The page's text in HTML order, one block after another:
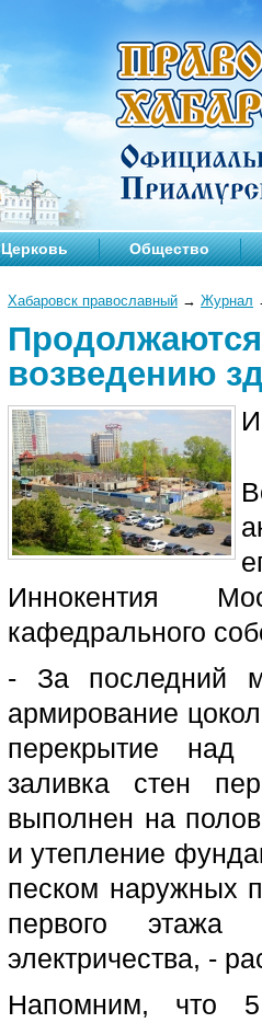
Церковь Общество
Хабаровск православный → Журнал
возведению
Иннокентия
кафедрального
- За последний
армирование
перекрытие над
заливка стен
выполнен на
и утепление
песком наружных
первого этажа
электричества, -
Напомним, что